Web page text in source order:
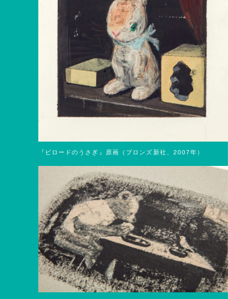
『ビロードのうさぎ』原画（ブロンズ新社、2007年）